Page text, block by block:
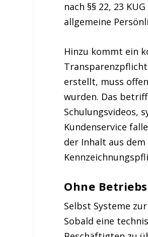
nach §§ 22, 23
allgemeine
Hinzu kommt ein
erstellt, muss
wurden. Das
Schulungsvideos,
Kundenservice
der Inhalt aus
Ohne
Selbst Systeme
Sobald eine